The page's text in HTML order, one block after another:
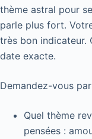
thème astral pour
parle plus fort.
très bon indicateur.
date exacte.
Demandez-vous
Quel thème
pensées :